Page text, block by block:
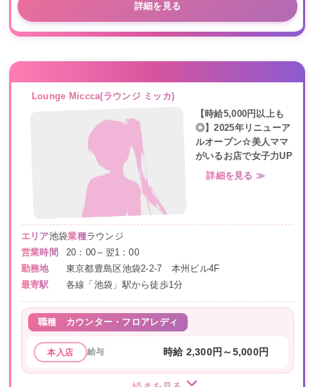
詳細を見る
Lounge Miccca(ラウンジ ミッカ)
【時給5,000円以上も
◎】2025年リニューア
ルオープン☆美人ママ
がいるお店で女子力UP
詳細を見る ≫
エリア池袋業種ラウンジ
営業時間
20：00～翌1：00
勤務地
東京都豊島区池袋2-2-7 本州ビル4F
最寄駅
各線「池袋」駅から徒歩1分
職種 カウンター・フロアレディ
本入店 給与 時給 2,300円～5,000円